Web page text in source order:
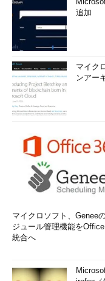
追加
マイク
ンアー
マイクロソフト、Genee
ジュール管理機能を
統合へ